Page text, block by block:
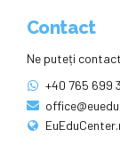
Contact
Ne puteți
+40 765 699